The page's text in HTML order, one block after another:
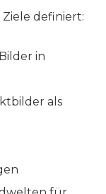
definiert:
in
als